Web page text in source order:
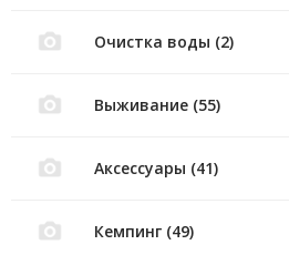
Очистка воды (2)
Выживание (55)
Аксессуары (41)
Кемпинг (49)